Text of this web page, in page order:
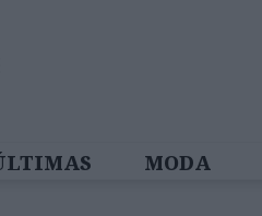
MODA